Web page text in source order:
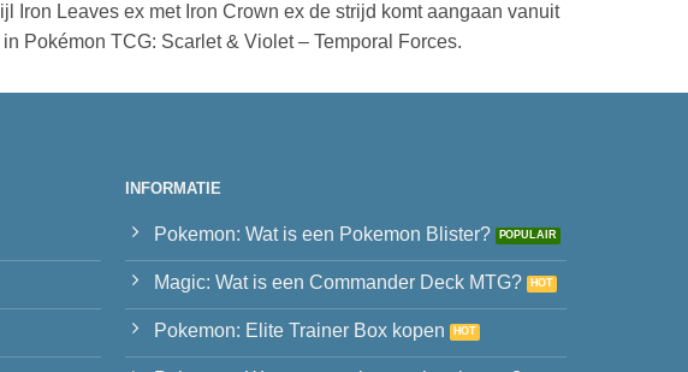
Iron Leaves ex met Iron Crown ex de strijd komt aangaan vanuit
Pokémon TCG: Scarlet & Violet – Temporal Forces.
INFORMATIE
Pokemon: Wat is een Pokemon Blister?
Magic: Wat is een Commander Deck MTG?
Pokemon: Elite Trainer Box kopen